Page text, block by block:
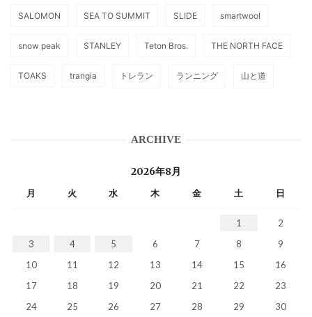
SALOMON SEA TO SUMMIT SLIDE smartwool
snow peak STANLEY Teton Bros. THE NORTH FACE
TOAKS trangia トレラン ランニング 山と道
ARCHIVE
2026年8月
月 火 水 木 金 土 日
1
2
3
4 5 6 7 8
9
10
11 12 13 14 15
16
17
18 19 20 21 22
23
24
25 26 27 28 29 30